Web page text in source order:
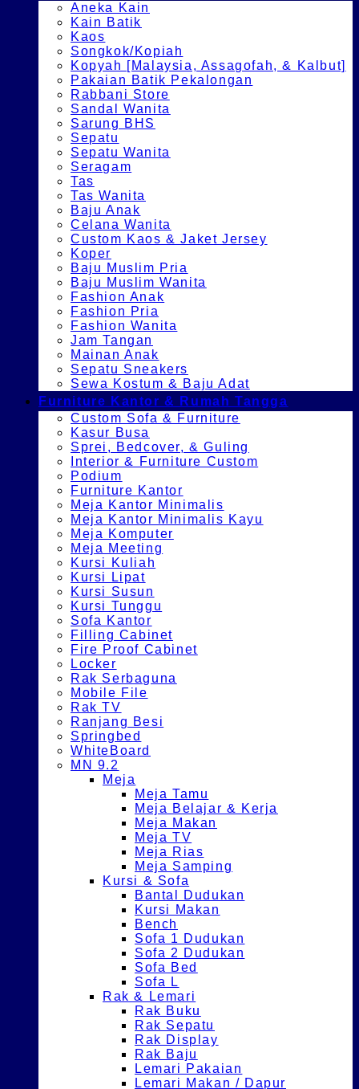
Aneka Kain
Kain Batik
Kaos
Songkok/Kopiah
Kopyah [Malaysia, Assagofah, & Kalbut]
Pakaian Batik Pekalongan
Rabbani Store
Sandal Wanita
Sarung BHS
Sepatu
Sepatu Wanita
Seragam
Tas
Tas Wanita
Baju Anak
Celana Wanita
Custom Kaos & Jaket Jersey
Koper
Baju Muslim Pria
Baju Muslim Wanita
Fashion Anak
Fashion Pria
Fashion Wanita
Jam Tangan
Mainan Anak
Sepatu Sneakers
Sewa Kostum & Baju Adat
Furniture Kantor & Rumah Tangga
Custom Sofa & Furniture
Kasur Busa
Sprei, Bedcover, & Guling
Interior & Furniture Custom
Podium
Furniture Kantor
Meja Kantor Minimalis
Meja Kantor Minimalis Kayu
Meja Komputer
Meja Meeting
Kursi Kuliah
Kursi Lipat
Kursi Susun
Kursi Tunggu
Sofa Kantor
Filling Cabinet
Fire Proof Cabinet
Locker
Rak Serbaguna
Mobile File
Rak TV
Ranjang Besi
Springbed
WhiteBoard
MN 9.2
Meja
Meja Tamu
Meja Belajar & Kerja
Meja Makan
Meja TV
Meja Rias
Meja Samping
Kursi & Sofa
Bantal Dudukan
Kursi Makan
Bench
Sofa 1 Dudukan
Sofa 2 Dudukan
Sofa Bed
Sofa L
Rak & Lemari
Rak Buku
Rak Sepatu
Rak Display
Rak Baju
Lemari Pakaian
Lemari Makan / Dapur